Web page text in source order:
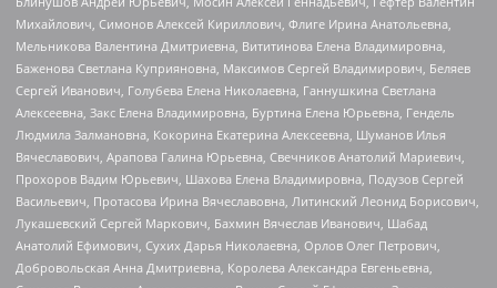
Михайлович, Симонов Алексей Кириллович, Флиге Ирина Анатольевна,
Мельникова Валентина Дмитриевна, Вититинова Елена Владимировна,
Баженова Светлана Куприяновна, Максимов Сергей Владимирович, Беляев
Сергей Иванович, Голубева Елена Николаевна, Ганнушкина Светлана
Алексеевна, Закс Елена Владимировна, Буртина Елена Юрьевна, Гендель
Людмила Залмановна, Кокорина Екатерина Алексеевна, Шуманов Илья
Вячеславович, Арапова Галина Юрьевна, Свечников Анатолий Мариевич,
Прохоров Вадим Юрьевич, Шахова Елена Владимировна, Подузов Сергей
Васильевич, Протасова Ирина Вячеславовна, Литинский Леонид Борисович,
Лукашевский Сергей Маркович, Бахмин Вячеслав Иванович, Шабад
Анатолий Ефимович, Сухих Дарья Николаевна, Орлов Олег Петрович,
Добровольская Анна Дмитриевна, Королева Александра Евгеньевна,